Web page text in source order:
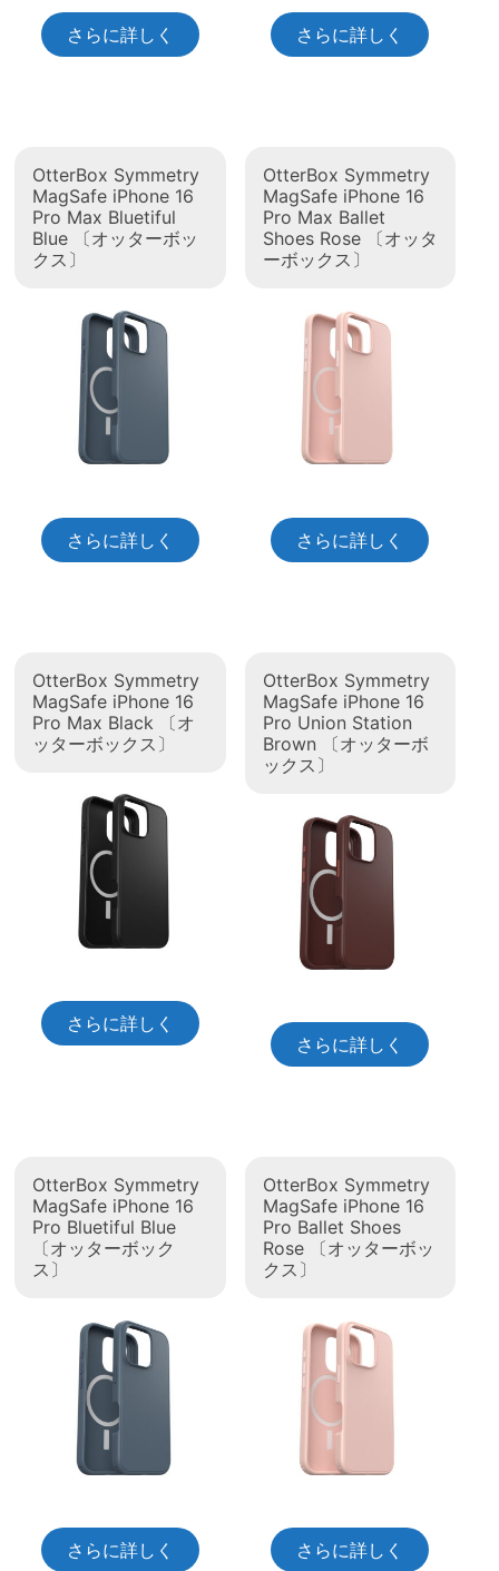
さらに詳しく さらに詳しく
OtterBox Symmetry
MagSafe iPhone 16
Pro Max Bluetiful
Blue 〔オッターボッ
クス〕
さらに詳しく
OtterBox Symmetry
MagSafe iPhone 16
Pro Max Ballet
Shoes Rose 〔オッタ
ーボックス〕
さらに詳しく
OtterBox Symmetry
MagSafe iPhone 16
Pro Max Black 〔オ
ッターボックス〕
さらに詳しく
OtterBox Symmetry
MagSafe iPhone 16
Pro Union Station
Brown 〔オッターボ
ックス〕
さらに詳しく
OtterBox Symmetry
MagSafe iPhone 16
Pro Bluetiful Blue
〔オッターボック
ス〕
さらに詳しく
OtterBox Symmetry
MagSafe iPhone 16
Pro Ballet Shoes
Rose 〔オッターボッ
クス〕
さらに詳しく